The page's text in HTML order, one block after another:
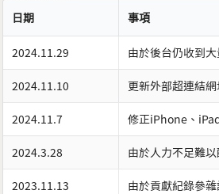
日期
事項
2024.11.29 由於後台仍收到
2024.11.10 更新外部超連結網
2024.11.7 修正iPhone、
2024.3.28 由於人力不足難
2023.11.13 由於貢獻紀錄參